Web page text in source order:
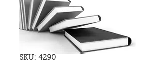
SKU: 4290